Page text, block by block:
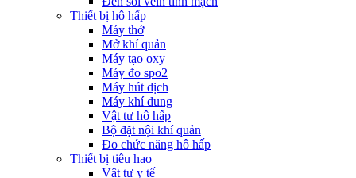
Thiết bị hô hấp
Máy thở
Mở khí quản
Máy tạo oxy
Máy đo spo2
Máy hút dịch
Máy khí dung
Vật tư hô hấp
Bộ đặt nội khí quản
Đo chức năng hô hấp
Thiết bị tiêu hao
Vật tư y tế